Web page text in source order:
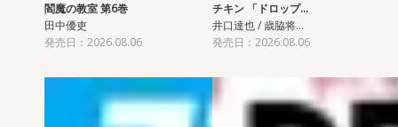
閻魔の教室 第6巻
田中優吏
発売日：2026.08.06
チキン 「ドロップ…
井口達也 / 歳脇将…
発売日：2026.08.06